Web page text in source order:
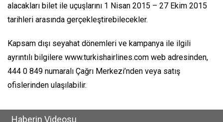
alacakları bilet ile uçuşlarını 1 Nisan 2015 – 27 Ekim 2015
tarihleri arasında gerçekleştirebilecekler.
Kapsam dışı seyahat dönemleri ve kampanya ile ilgili
ayrıntılı bilgilere www.turkishairlines.com web adresinden,
444 0 849 numaralı Çağrı Merkezi’nden veya satış
ofislerinden ulaşılabilir.
Haberin Videosu